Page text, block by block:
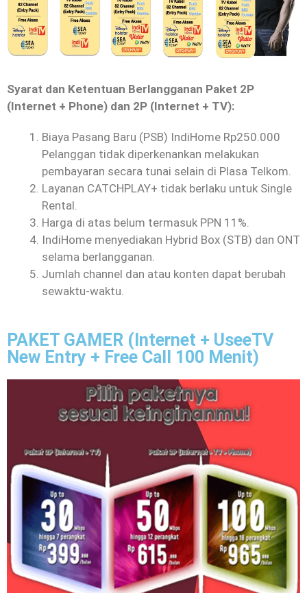
Syarat dan Ketentuan Berlangganan Paket 2P
(Internet + Phone) dan 2P (Internet + TV):
Biaya Pasang Baru (PSB) IndiHome Rp250.000
Pelanggan tidak diperkenankan melakukan
pembayaran secara tunai selain di Plasa Telkom.
Layanan CATCHPLAY+ tidak berlaku untuk Single
Rental.
Harga di atas belum termasuk PPN 11%.
IndiHome menyediakan Hybrid Box (STB) dan ONT
selama berlangganan.
Jumlah channel dan atau konten dapat berubah
sewaktu-waktu.
PAKET GAMER (Internet + UseeTV
New Entry + Free Call 100 Menit)